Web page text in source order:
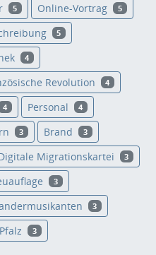
5 Online-Vortrag 5
5
4
Revolution 4
4 Personal 4
3 Brand 3
Migrationskartei 3
3
3
3